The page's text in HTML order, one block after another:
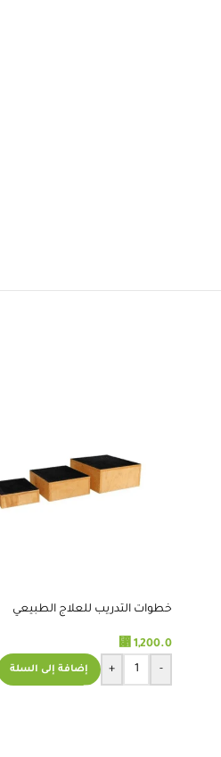
خطوات التدريب للعلاج الطبيعي
⃁ 1,200.0
-
+ إضافة إلى السلة